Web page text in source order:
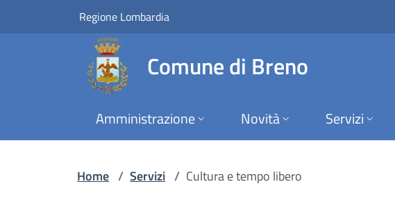
Vai al contenuto principale
Servizi | Comune di Breno
Regione Lombardia
Comune di Breno
Amministrazione Novità Servizi
Home / Servizi / Cultura e tempo libero